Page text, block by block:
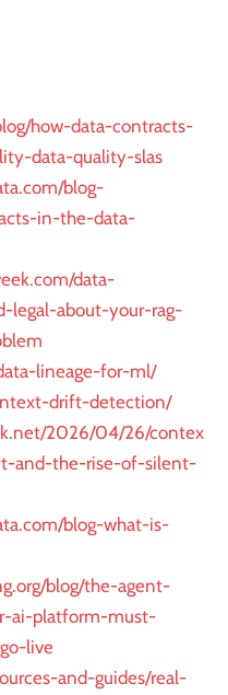
how-data-contracts-
data-quality-slas
blog-
in-the-data-
data-
legal-about-your-rag-
lineage-for-ml/
drift-detection/
2026/04/26/contex
and-the-rise-of-silent-
blog-what-is-
blog/the-agent-
ai-platform-must-
live
and-guides/real-